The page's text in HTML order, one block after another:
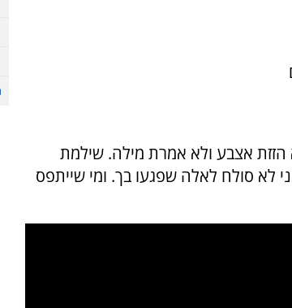
הזזת אצבע ולא אמרת מילה. שילמת
לא סולח לאלה שפגעו בך. ומי שייתפס